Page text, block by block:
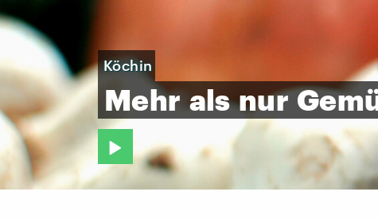
Köchin
Mehr als nur